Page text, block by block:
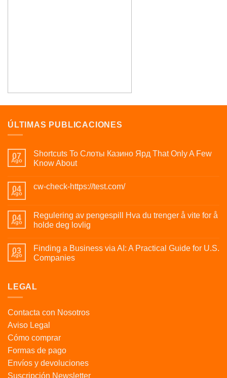
ÚLTIMAS PUBLICACIONES
07
Ago
Shortcuts To Слоты Казино Ярд That Only A Few
Know About
04
Ago
cw-check-https://test.com/
04
Ago
Regulering av pengespill Hva du trenger å vite for å
holde deg lovlig
03
Ago
Finding a Business via AI: A Practical Guide for U.S.
Companies
LEGAL
Contacta con Nosotros
Aviso Legal
Cómo comprar
Formas de pago
Envíos y devoluciones
Suscripción Newsletter